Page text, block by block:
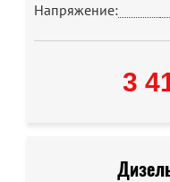
Напряжение:
3